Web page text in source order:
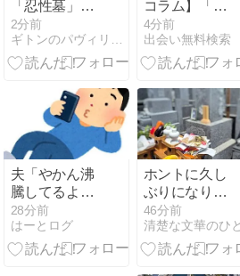
「忍性墓」と
「大仏やぐら
群」 (1)
3分前
ギトンのパヴィリオン
コラム】「必
ず勝てる」の
誘惑にご注
意！マッチン
の競馬予想ソ
フト詐欺、20
代女性が狙わ
れる実態と
は？
4分前
出会い無料検索
夫「やかん沸
騰してるよ
ー。止めなく
ていいの
ー？」
29分前
はーとログ
ホントに久し
ぶりになりま
す
47分前